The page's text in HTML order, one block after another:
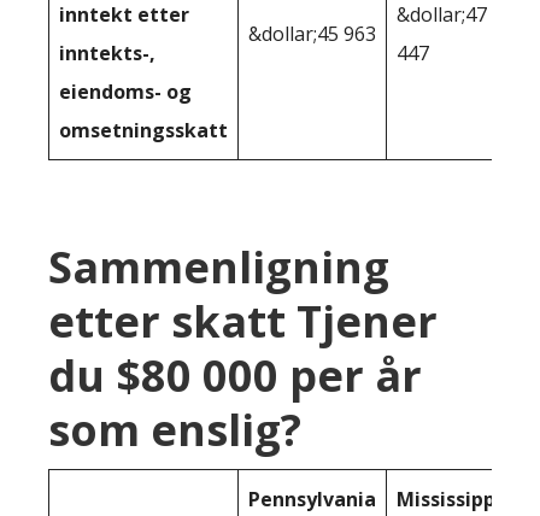
inntekt etter
inntekts-,
eiendoms- og
omsetningsskatt
&dollar;45 963
&dollar;47
447
Sammenligning
etter skatt Tjener
du $80 000 per år
som enslig?
Pennsylvania Mississippi